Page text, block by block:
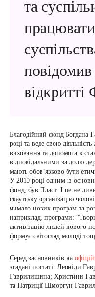
та
відкритті
Благодійний фонд Богдана
році та веде свою
виховання та допомога в
відповідальними за долю
мають обов’язково бути
У 2010 році одним із
фонд, був Пласт. І це не
скаутську організацію
чимало нових програм та
наприклад, програми:
активізацію людей нового
формує світогляд молоді
Серед засновників на
згадані постаті Леоніди
Гаврилишина; Христини
та Патриції Шморгун